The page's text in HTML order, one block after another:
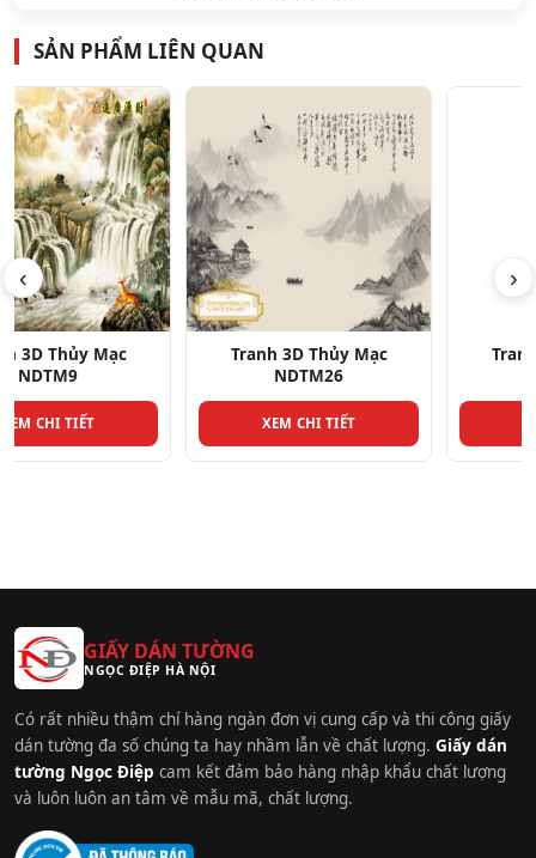
SẢN PHẨM LIÊN QUAN
‹
Tranh 3D Thủy Mạc
XEM CHI TIẾT
Tranh 3D Thủy Mạc
XEM CHI TIẾT
›
GIẤY DÁN TƯỜNG
NGỌC ĐIỆP HÀ NỘI
Có rất nhiều thậm chí hàng ngàn đơn vị cung cấp và thi công giấy
dán tường đa số chúng ta hay nhầm lẫn về chất lượng. Giấy dán
tường Ngọc Điệp cam kết đảm bảo hàng nhập khẩu chất lượng
và luôn luôn an tâm về mẫu mã, chất lượng.